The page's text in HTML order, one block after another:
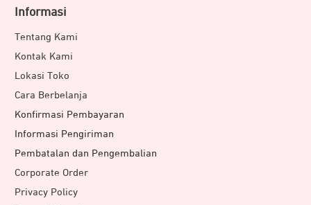
Informasi
Tentang Kami
Kontak Kami
Lokasi Toko
Cara Berbelanja
Konfirmasi Pembayaran
Informasi Pengiriman
Pembatalan dan Pengembalian
Corporate Order
Privacy Policy